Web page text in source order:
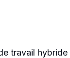
travail